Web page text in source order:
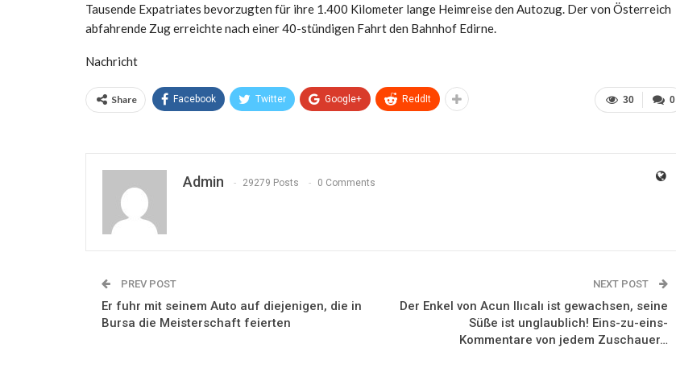
Tausende Expatriates bevorzugten für ihre 1.400 Kilometer lange Heimreise den Autozug. Der von Österreich
abfahrende Zug erreichte nach einer 40-stündigen Fahrt den Bahnhof Edirne.
Nachricht
0
30
Share Facebook Twitter Google+ ReddIt
Admin 29279 Posts 0 Comments
PREV POST
Er fuhr mit seinem Auto auf diejenigen, die in
Bursa die Meisterschaft feierten
NEXT POST
Der Enkel von Acun Ilıcalı ist gewachsen, seine
Süße ist unglaublich! Eins-zu-eins-
Kommentare von jedem Zuschauer…